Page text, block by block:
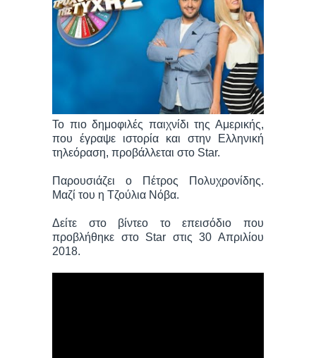
Το πιο δημοφιλές παιχνίδι της Αμερικής,
που έγραψε ιστορία και στην Ελληνική
τηλεόραση, προβάλλεται στο Star.
Παρουσιάζει ο Πέτρος Πολυχρονίδης.
Μαζί του η Τζούλια Νόβα.
Δείτε στο βίντεο το επεισόδιο που
προβλήθηκε στο Star στις 30 Απριλίου
2018.